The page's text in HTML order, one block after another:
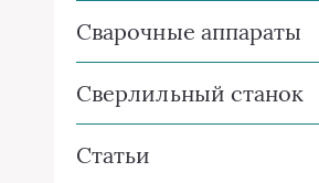
Сварочные аппараты
Сверлильный станок
Статьи